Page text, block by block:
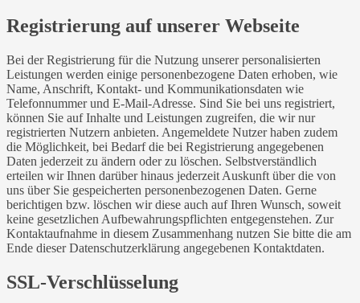
Registrierung auf unserer Webseite
Bei der Registrierung für die Nutzung unserer personalisierten
Leistungen werden einige personenbezogene Daten erhoben, wie
Name, Anschrift, Kontakt- und Kommunikationsdaten wie
Telefonnummer und E-Mail-Adresse. Sind Sie bei uns registriert,
können Sie auf Inhalte und Leistungen zugreifen, die wir nur
registrierten Nutzern anbieten. Angemeldete Nutzer haben zudem
die Möglichkeit, bei Bedarf die bei Registrierung angegebenen
Daten jederzeit zu ändern oder zu löschen. Selbstverständlich
erteilen wir Ihnen darüber hinaus jederzeit Auskunft über die von
uns über Sie gespeicherten personenbezogenen Daten. Gerne
berichtigen bzw. löschen wir diese auch auf Ihren Wunsch, soweit
keine gesetzlichen Aufbewahrungspflichten entgegenstehen. Zur
Kontaktaufnahme in diesem Zusammenhang nutzen Sie bitte die am
Ende dieser Datenschutzerklärung angegebenen Kontaktdaten.
SSL-Verschlüsselung